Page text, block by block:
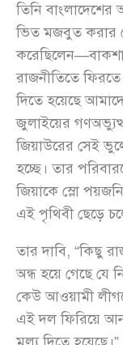
তিনি
ভিত মজবুত করার
রাজনীতিতে
দিতে হয়েছে
জুলাইয়ের
জিয়াউরের সেই
হচ্ছে। তার
জিয়াকে স্লো
এই পৃথিবী ছেড়ে
তার দাবি, “কিছু
অন্ধ হয়ে গেছে যে
কেউ আওয়ামী
এই দল ফিরিয়ে